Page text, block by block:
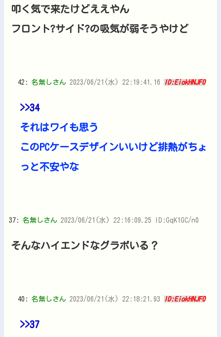
叩く気で来たけどええやん
フロント?サイド?の吸気が弱そうやけど
42: 名無しさん 2023/06/21(水) 22:19:41.16 ID:EiokHNJF0
>>34
それはワイも思う
このPCケースデザインいいけど排熱がちょ
っと不安やな
37: 名無しさん 2023/06/21(水) 22:16:09.25 ID:GqK1GC/n0
そんなハイエンドなグラボいる？
40: 名無しさん 2023/06/21(水) 22:18:21.93 ID:EiokHNJF0
>>37